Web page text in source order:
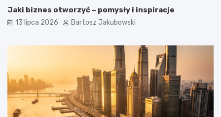
Jaki biznes otworzyć – pomysły i inspiracje
13 lipca 2026 Bartosz Jakubowski